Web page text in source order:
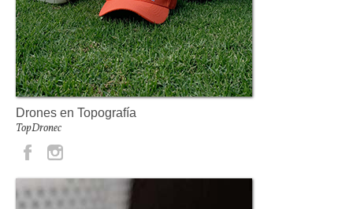
Drones en Topografía
TopDronec